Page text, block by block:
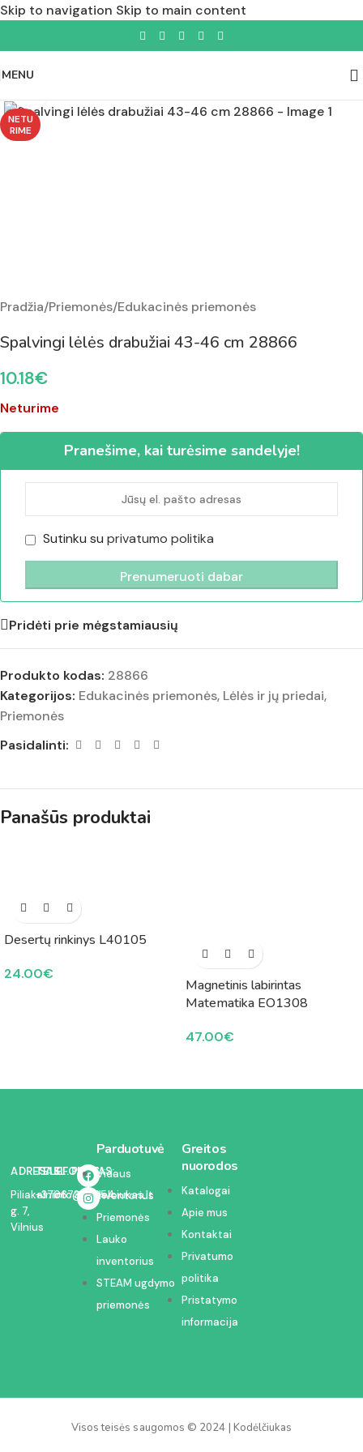
Skip to navigation Skip to main content
MENU
NETU
RIME
Pradžia/Priemonės/Edukacinės priemonės
Spalvingi lėlės drabužiai 43-46 cm 28866
10.18€
Neturime
Pranešime, kai turėsime sandelyje!
Sutinku su privatumo politika
Pridėti prie mėgstamiausių
Produkto kodas: 28866
Kategorijos: Edukacinės priemonės, Lėlės ir jų priedai,
Priemonės
Pasidalinti:
Panašūs produktai
Desertų rinkinys L40105
24.00€
Magnetinis labirintas
Matematika EO1308
47.00€
ADRESAS:
Piliakalnio
g. 7,
Vilnius
TELEFONAS:
+37067350054
EL. PAŠTAS:
info@kodelciukas.lt
Parduotuvė
Vidaus
inventorius
Priemonės
Lauko
inventorius
STEAM ugdymo
priemonės
Greitos
nuorodos
Katalogai
Apie mus
Kontaktai
Privatumo
politika
Pristatymo
informacija
Visos teisės saugomos © 2024 | Kodėlčiukas